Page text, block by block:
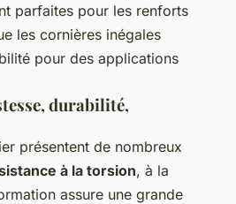
parfaites pour les renforts
les cornières inégales
pour des applications
durabilité,
présentent de nombreux
à la torsion, à la
assure une grande